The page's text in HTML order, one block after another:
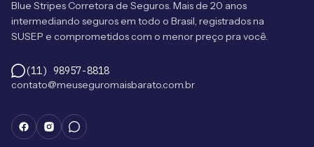
Blue Stripes Corretora de Seguros. Mais de 20 anos
intermediando seguros em todo o Brasil, registrados na
SUSEP e comprometidos com o menor preço pra você.
(11) 98957-8818
contato@meuseguromaisbarato.com.br